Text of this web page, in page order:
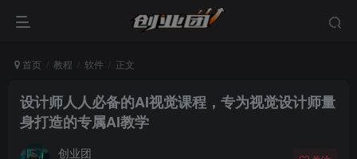
首页 教程 软件 正文
设计师人人必备的AI视觉课程，专为视觉设计师量
身打造的专属AI教学
创业团